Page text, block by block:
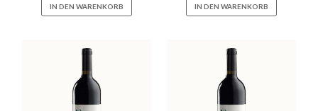
IN DEN WARENKORB IN DEN WARENKORB